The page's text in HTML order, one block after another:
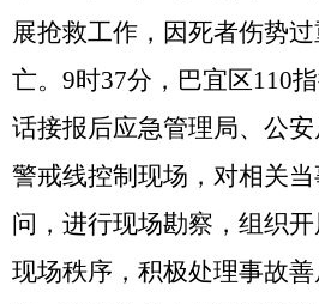
展抢救工作，因死者伤势
亡。9时37分，巴宜区110
话接报后应急管理局、公
警戒线控制现场，对相关
问，进行现场勘察，组织
现场秩序，积极处理事故